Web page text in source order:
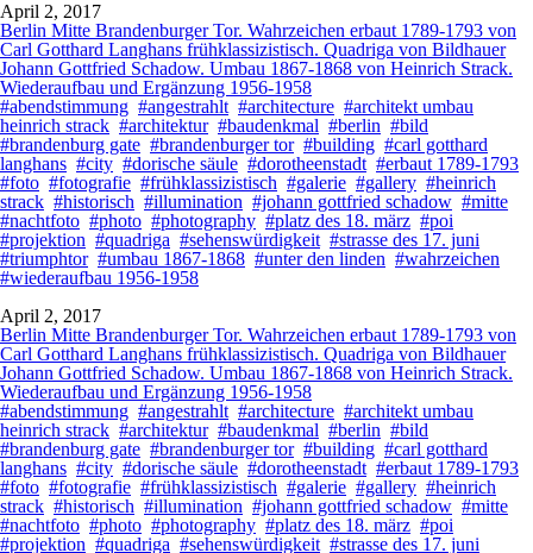
April 2, 2017
Berlin Mitte Brandenburger Tor. Wahrzeichen erbaut 1789-1793 von
Carl Gotthard Langhans frühklassizistisch. Quadriga von Bildhauer
Johann Gottfried Schadow. Umbau 1867-1868 von Heinrich Strack.
Wiederaufbau und Ergänzung 1956-1958
#abendstimmung #angestrahlt #architecture #architekt umbau
heinrich strack #architektur #baudenkmal #berlin #bild
#brandenburg gate #brandenburger tor #building #carl gotthard
langhans #city #dorische säule #dorotheenstadt #erbaut 1789-1793
#foto #fotografie #frühklassizistisch #galerie #gallery #heinrich
strack #historisch #illumination #johann gottfried schadow #mitte
#nachtfoto #photo #photography #platz des 18. märz #poi
#projektion #quadriga #sehenswürdigkeit #strasse des 17. juni
#triumphtor #umbau 1867-1868 #unter den linden #wahrzeichen
#wiederaufbau 1956-1958
April 2, 2017
Berlin Mitte Brandenburger Tor. Wahrzeichen erbaut 1789-1793 von
Carl Gotthard Langhans frühklassizistisch. Quadriga von Bildhauer
Johann Gottfried Schadow. Umbau 1867-1868 von Heinrich Strack.
Wiederaufbau und Ergänzung 1956-1958
#abendstimmung #angestrahlt #architecture #architekt umbau
heinrich strack #architektur #baudenkmal #berlin #bild
#brandenburg gate #brandenburger tor #building #carl gotthard
langhans #city #dorische säule #dorotheenstadt #erbaut 1789-1793
#foto #fotografie #frühklassizistisch #galerie #gallery #heinrich
strack #historisch #illumination #johann gottfried schadow #mitte
#nachtfoto #photo #photography #platz des 18. märz #poi
#projektion #quadriga #sehenswürdigkeit #strasse des 17. juni